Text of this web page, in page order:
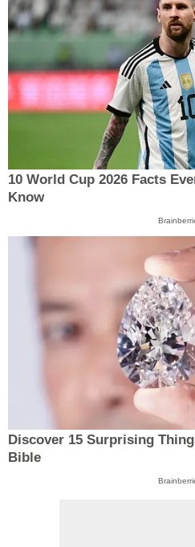
10 World Cup 2026 Facts
Know
Discover 15 Surprising
Bible